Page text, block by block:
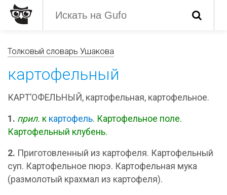
Толковый словарь Ушакова
картофельный
КАРТ’ОФЕЛЬНЫЙ, картофельная, картофельное.
1. прил. к картофель. Картофельное поле.
Картофельный клубень.
2. Приготовленный из картофеля. Картофельный
суп. Картофельное пюрэ. Картофельная мука
(размолотый крахмал из картофеля).